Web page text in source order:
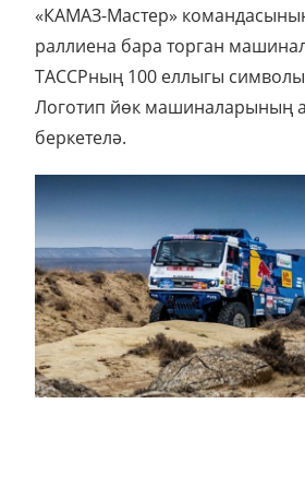
«КАМАЗ-Мастер»
раллиена бара торган
ТАССРның 100 еллыгы символы
Логотип йөк машиналарының
беркетелә.